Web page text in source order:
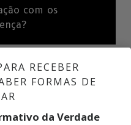
com os
a Dependência
RECEBER
FORMAS DE
da Verdade